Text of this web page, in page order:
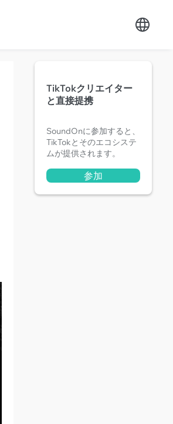
TikTokクリエイター
と直接提携
SoundOnに参加すると、
TikTokとそのエコシステ
ムが提供されます。
参加